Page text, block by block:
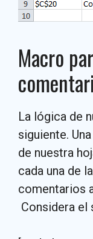
Macro
La lógica de
siguiente.
de nuestra
cada una de
comentarios
Considera el